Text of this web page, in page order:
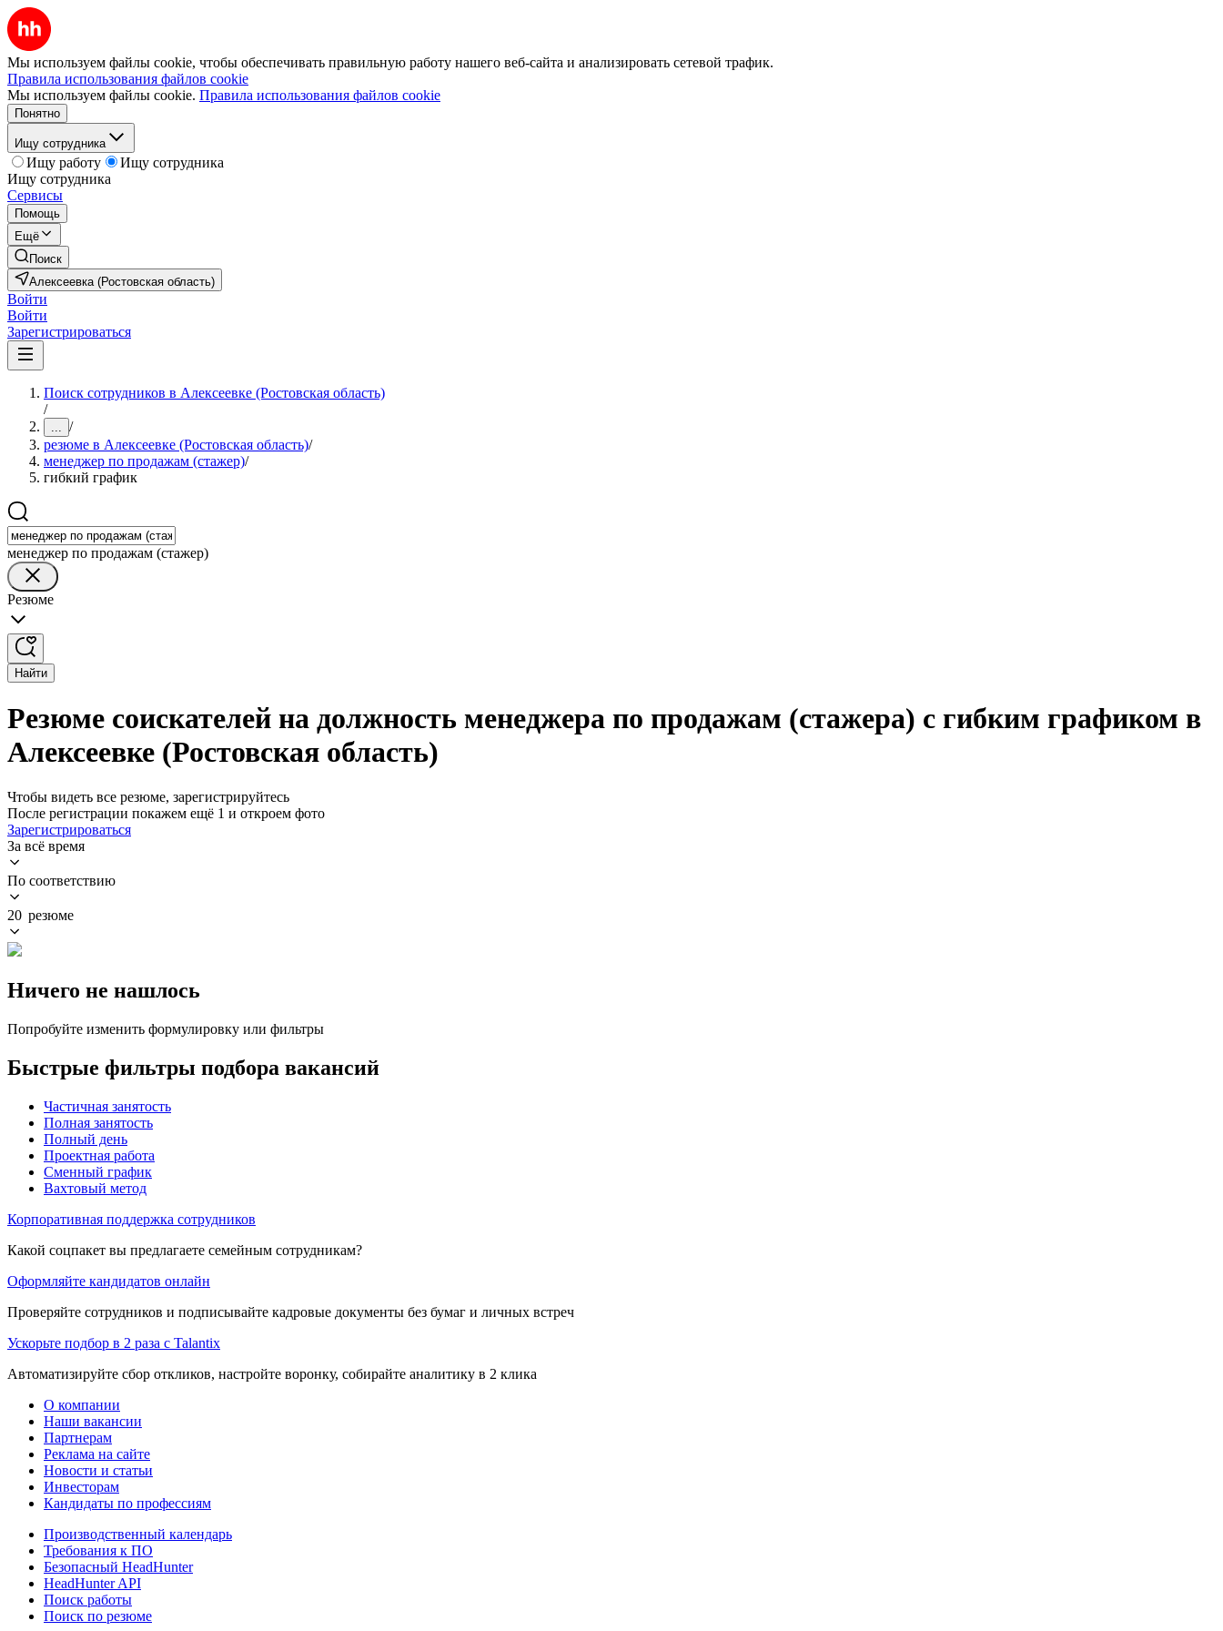
Мы используем файлы cookie, чтобы обеспечивать правильную работу нашего веб-сайта и анализировать сетевой трафик.
Правила использования файлов cookie
Мы используем файлы cookie. Правила использования файлов cookie
Понятно
Ищу сотрудника
Ищу работу
Ищу сотрудника
Ищу сотрудника
Сервисы
Помощь
Ещё
Поиск
Алексеевка (Ростовская область)
Войти
Войти
Зарегистрироваться
Поиск сотрудников в Алексеевке (Ростовская область)
/
... /
резюме в Алексеевке (Ростовская область)/
менеджер по продажам (стажер)/
гибкий график
менеджер по продажам (стажер)
Резюме
Найти
Резюме соискателей на должность менеджера по продажам (стажера) с гибким графиком в
Алексеевке (Ростовская область)
Чтобы видеть все резюме, зарегистрируйтесь
После регистрации покажем ещё 1 и откроем фото
Зарегистрироваться
За всё время
По соответствию
20 резюме
Ничего не нашлось
Попробуйте изменить формулировку или фильтры
Быстрые фильтры подбора вакансий
Частичная занятость
Полная занятость
Полный день
Проектная работа
Сменный график
Вахтовый метод
Корпоративная поддержка сотрудников
Какой соцпакет вы предлагаете семейным сотрудникам?
Оформляйте кандидатов онлайн
Проверяйте сотрудников и подписывайте кадровые документы без бумаг и личных встреч
Ускорьте подбор в 2 раза с Talantix
Автоматизируйте сбор откликов, настройте воронку, собирайте аналитику в 2 клика
О компании
Наши вакансии
Партнерам
Реклама на сайте
Новости и статьи
Инвесторам
Кандидаты по профессиям
Производственный календарь
Требования к ПО
Безопасный HeadHunter
HeadHunter API
Поиск работы
Поиск по резюме